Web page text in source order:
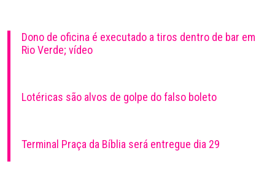
Dono de oficina é executado a tiros dentro de bar em
Rio Verde; vídeo
Lotéricas são alvos de golpe do falso boleto
Terminal Praça da Bíblia será entregue dia 29